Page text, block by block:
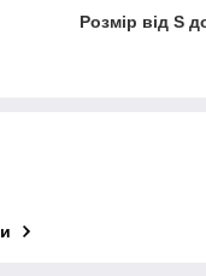
Розмір від S